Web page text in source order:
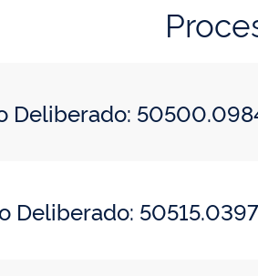
Deliberado:
Deliberado: